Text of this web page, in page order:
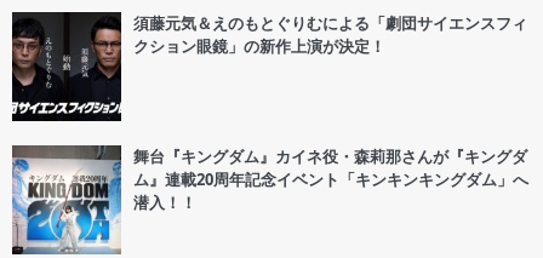
須藤元気＆えのもとぐりむによる「劇団サイエンスフィ
クション眼鏡」の新作上演が決定！
舞台『キングダム』カイネ役・森莉那さんが『キングダ
ム』連載20周年記念イベント「キンキンキングダム」へ
潜入！！